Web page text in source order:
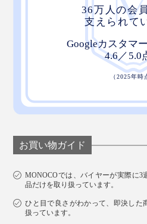
ブラックの化粧箱入り
お買い物ガイド
MONOCOでは、バイヤーが実際に
品だけを取り扱っています。
ひと目で良さがわかって、即決した
扱っています。